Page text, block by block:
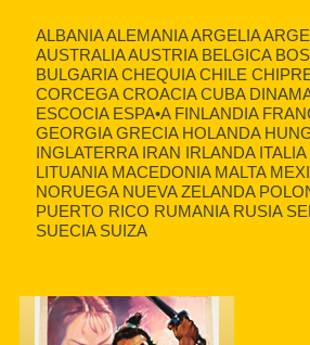
ALBANIA ALEMANIA ARGELIA
AUSTRALIA AUSTRIA BELGICA
BULGARIA CHEQUIA CHILE
CORCEGA CROACIA CUBA
ESCOCIA ESPA•A FINLANDIA
GEORGIA GRECIA HOLANDA
INGLATERRA IRAN IRLANDA
LITUANIA MACEDONIA MALTA
NORUEGA NUEVA ZELANDA
PUERTO RICO RUMANIA RUSIA
SUECIA SUIZA